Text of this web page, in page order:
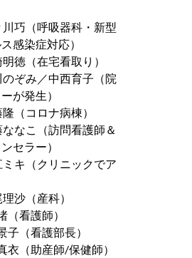
巧（呼吸器科・新型
感染症対応）
徳（在宅看取り）
ぞみ／中西育子（院
が発生）
（コロナ病棟）
なこ（訪問看護師＆
セラー）
キ（クリニックでア
沙（産科）
看護師）
（看護部長）
（助産師/保健師）